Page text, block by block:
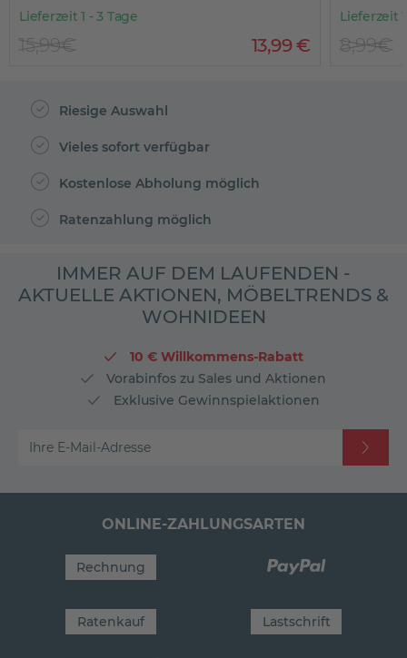
Lieferzeit 1 - 3 Tage
13,99€
15,99€
Lieferzeit
8,99€
Riesige Auswahl
Vieles sofort verfügbar
Kostenlose Abholung möglich
Ratenzahlung möglich
IMMER AUF DEM LAUFENDEN -
AKTUELLE AKTIONEN, MÖBELTRENDS &
WOHNIDEEN
10 € Willkommens-Rabatt
Vorabinfos zu Sales und Aktionen
Exklusive Gewinnspielaktionen
Ihre E-Mail-Adresse
ONLINE-ZAHLUNGSARTEN
Rechnung
Ratenkauf Lastschrift